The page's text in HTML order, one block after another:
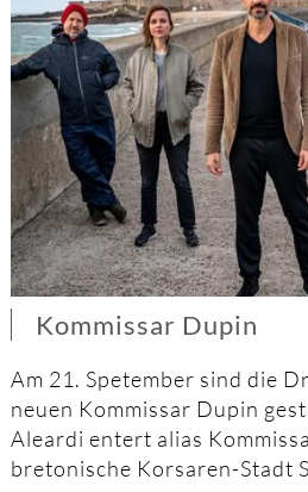
Kommissar Dupin
Am 21. Spetember sind die
neuen Kommissar Dupin
Aleardi entert alias
bretonische Korsaren-Stadt